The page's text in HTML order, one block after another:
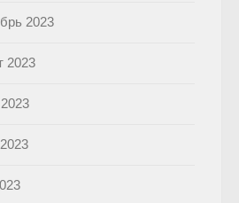
2023
2023